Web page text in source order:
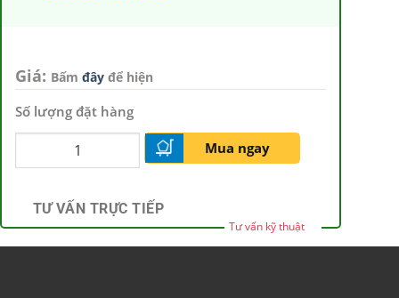
Giá: Bấm đây để hiện
Số lượng đặt hàng
Mua ngay
TƯ VẤN TRỰC TIẾP
Tư vấn kỹ thuật